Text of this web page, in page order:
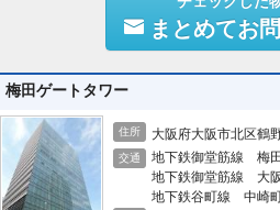
まとめてお
梅田ゲートタワー
住所 大阪府大阪市北区鶴
交通
地下鉄御堂筋線 梅
地下鉄御堂筋線 大
地下鉄谷町線 中崎